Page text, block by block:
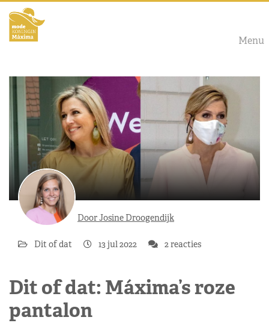
Menu
Door Josine Droogendijk
Dit of dat 13 jul 2022 2 reacties
Dit of dat: Máxima’s roze
pantalon